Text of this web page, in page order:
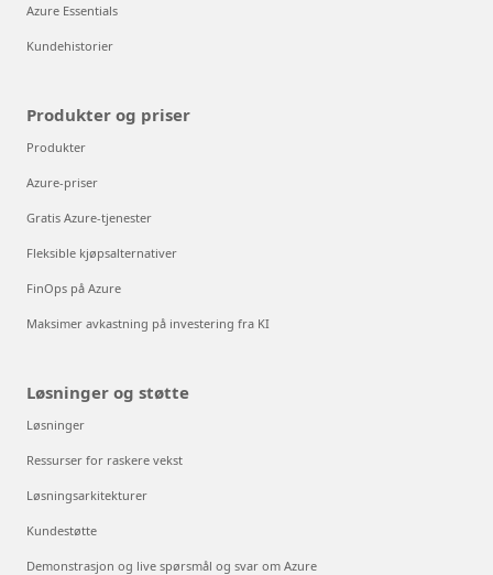
Azure Essentials
Kundehistorier
Produkter og priser
Produkter
Azure-priser
Gratis Azure-tjenester
Fleksible kjøpsalternativer
FinOps på Azure
Maksimer avkastning på investering fra KI
Løsninger og støtte
Løsninger
Ressurser for raskere vekst
Løsningsarkitekturer
Kundestøtte
Demonstrasjon og live spørsmål og svar om Azure